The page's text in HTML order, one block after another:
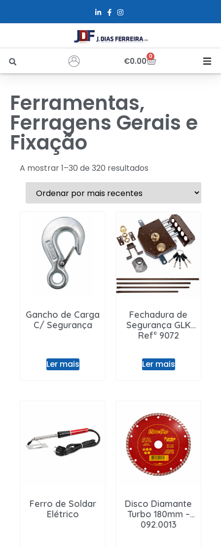
€0.00 0
Sobre Nós
Loja
Alfus
Recrutamento
Contactos
Entrar / Registar
Ferramentas,
Ferragens Gerais e
Fixação
A mostrar 1–30 de 320 resultados
Gancho de Carga
C/ Segurança
Ler mais
Fechadura de
Segurança GLK
Refª 9072
Ler mais
Ferro de Soldar
Elétrico
Disco Diamante
Turbo 180mm –
092.0013